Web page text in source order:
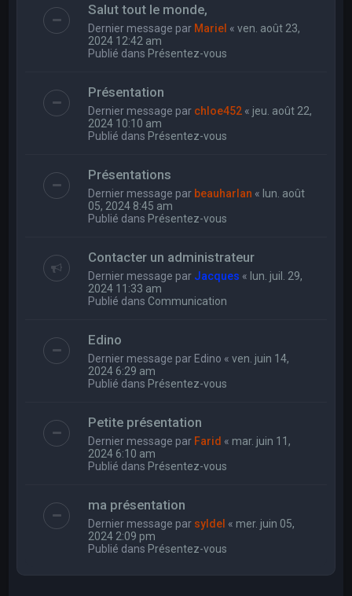
Salut tout le monde,
Dernier message par Mariel «ven. août 23,
2024 12:42 am
Publié dans Présentez-vous
Présentation
Dernier message par chloe452 « jeu. août 22,
2024 10:10 am
Publié dans Présentez-vous
Présentations
Dernier message par beauharlan « lun. août
05, 2024 8:45 am
Publié dans Présentez-vous
Contacter un administrateur
Dernier message par Jacques « lun. juil. 29,
2024 11:33 am
Publié dans Communication
Edino
Dernier message par Edino «ven. juin 14,
2024 6:29 am
Publié dans Présentez-vous
Petite présentation
Dernier message par Farid « mar. juin 11,
2024 6:10 am
Publié dans Présentez-vous
ma présentation
Dernier message par syldel « mer. juin 05,
2024 2:09 pm
Publié dans Présentez-vous